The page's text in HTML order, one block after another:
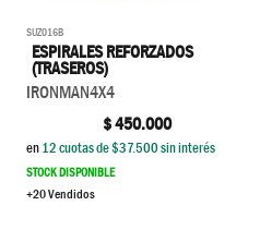
SUZ016B
ESPIRALES REFORZADOS
(TRASEROS)
IRONMAN4X4
$450.000
en12cuotas de $37.500sin interés
STOCK DISPONIBLE
+20 Vendidos